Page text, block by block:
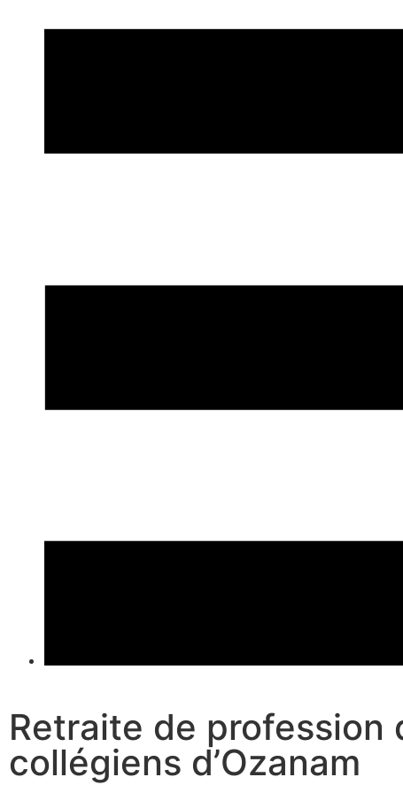
Retraite de
collégiens d’Ozanam